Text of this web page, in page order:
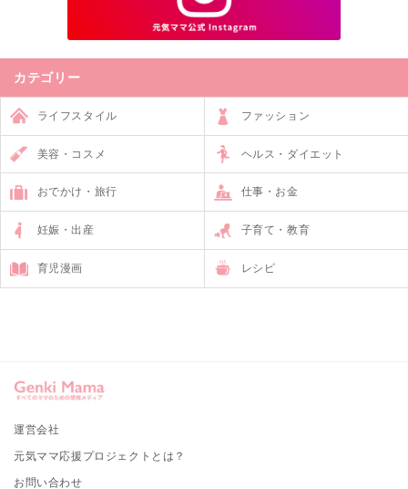
カテゴリー
ライフスタイル ファッション
美容・コスメ ヘルス・ダイエット
おでかけ・旅行 仕事・お金
妊娠・出産 子育て・教育
育児漫画 レシピ
運営会社
元気ママ応援プロジェクトとは？
お問い合わせ